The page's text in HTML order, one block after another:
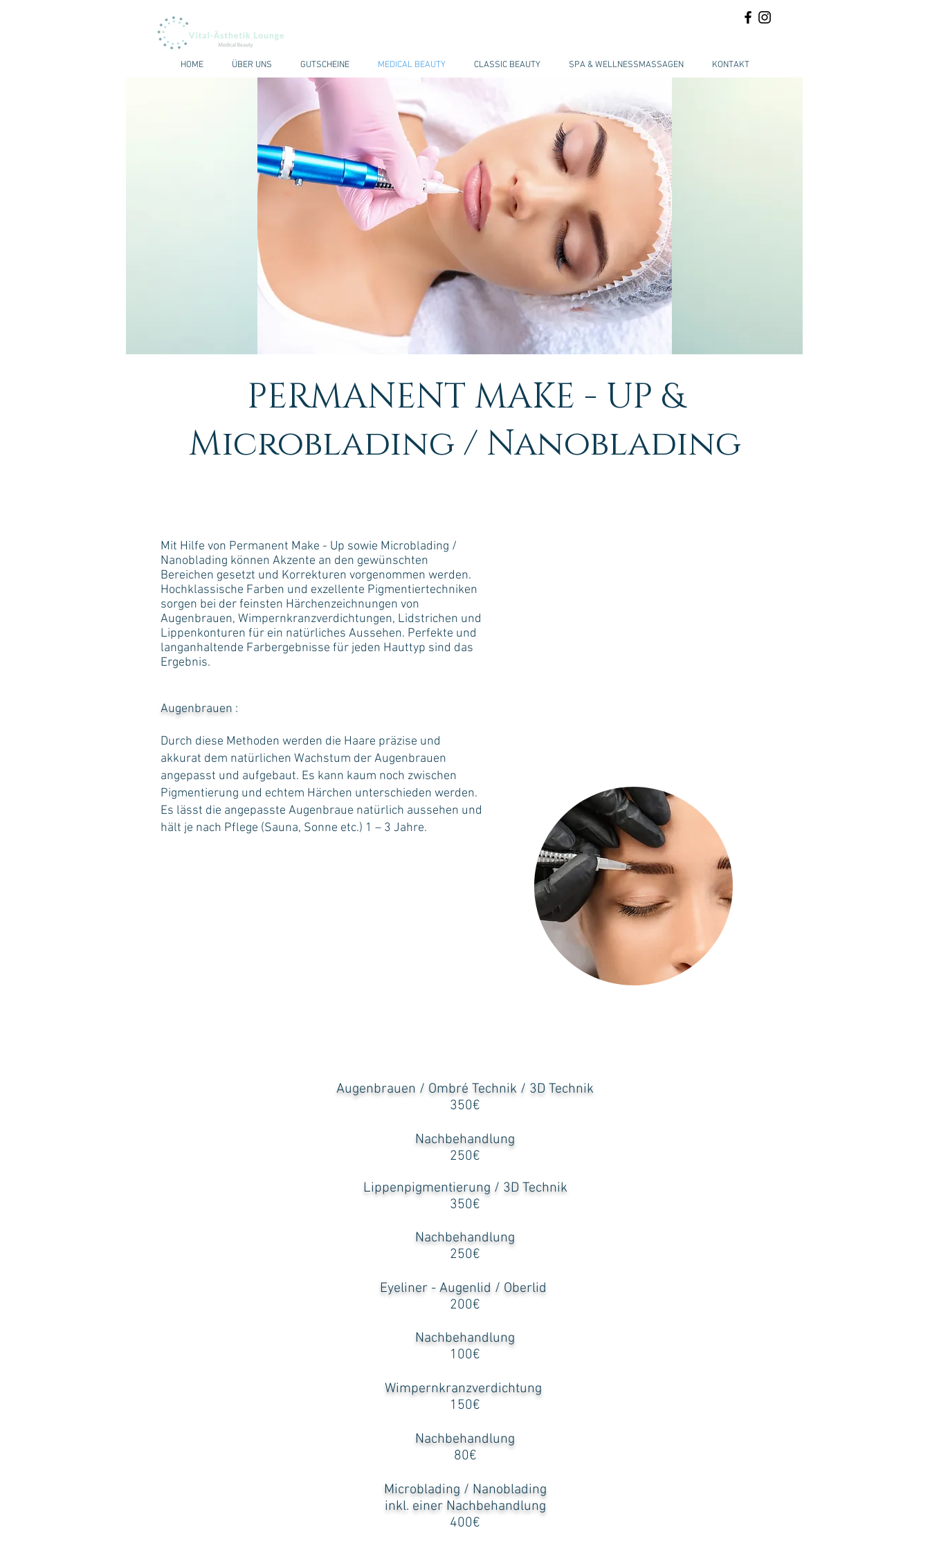
HOME ÜBER UNS GUTSCHEINE MEDICAL BEAUTY CLASSIC BEAUTY SPA & WELLNESSMASSAGEN KONTAKT
PERMANENT MAKE - UP &
Microblading / Nanoblading
Mit Hilfe von Permanent Make - Up sowie Microblading /
Nanoblading können Akzente an den gewünschten
Bereichen gesetzt und Korrekturen vorgenommen werden.
Hochklassische Farben und exzellente Pigmentiertechniken
sorgen bei der feinsten Härchenzeichnungen von
Augenbrauen, Wimpernkranzverdichtungen, Lidstrichen und
Lippenkonturen für ein natürliches Aussehen. Perfekte und
langanhaltende Farbergebnisse für jeden Hauttyp sind das
Ergebnis.
Augenbrauen :
Durch diese Methoden werden die Haare präzise und
akkurat dem natürlichen Wachstum der Augenbrauen
angepasst und aufgebaut. Es kann kaum noch zwischen
Pigmentierung und echtem Härchen unterschieden werden.
Es lässt die angepasste Augenbraue natürlich aussehen und
hält je nach Pflege (Sauna, Sonne etc.) 1 – 3 Jahre.
Augenbrauen / Ombré Technik / 3D Technik
350€
Nachbehandlung
250€
Lippenpigmentierung / 3D Technik
350€
Nachbehandlung
250€
Eyeliner - Augenlid / Oberlid
200€
Nachbehandlung
100€
Wimpernkranzverdichtung
150€
Nachbehandlung
80€
Microblading / Nanoblading
inkl. einer Nachbehandlung
400€